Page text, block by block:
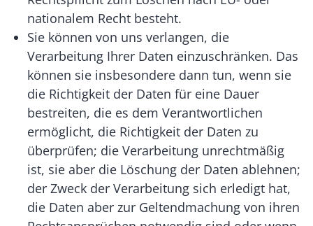
nationalem Recht besteht.
Sie können von uns verlangen, die
Verarbeitung Ihrer Daten einzuschränken. Das
können sie insbesondere dann tun, wenn sie
die Richtigkeit der Daten für eine Dauer
bestreiten, die es dem Verantwortlichen
ermöglicht, die Richtigkeit der Daten zu
überprüfen; die Verarbeitung unrechtmäßig
ist, sie aber die Löschung der Daten ablehnen;
der Zweck der Verarbeitung sich erledigt hat,
die Daten aber zur Geltendmachung von ihren